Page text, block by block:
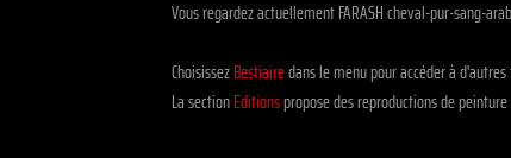
Vous regardez actuellement FARASH cheval-pur-sang-
ChoisissezBestiairedans le menu pour accéder à
La sectionEditionspropose des reproductions de